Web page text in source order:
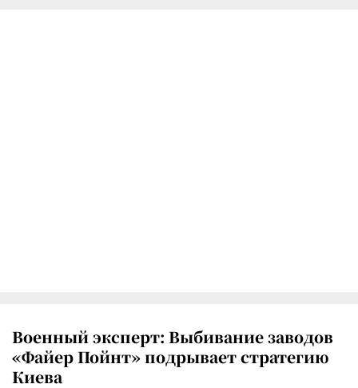
Военный эксперт: Выбивание заводов
«Файер Пойнт» подрывает стратегию
Киева